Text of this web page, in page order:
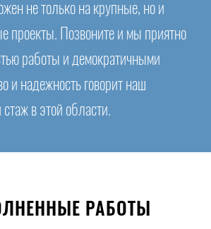
не только на крупные, но и
проекты. Позвоните и мы приятно
работы и демократичными
и надежность говорит наш
в этой области.
РАБОТЫ